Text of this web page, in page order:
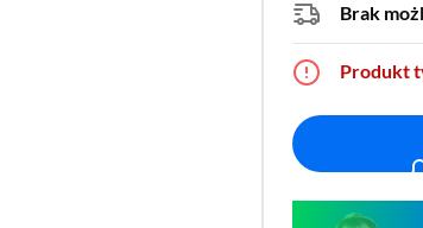
Brak
Produkt